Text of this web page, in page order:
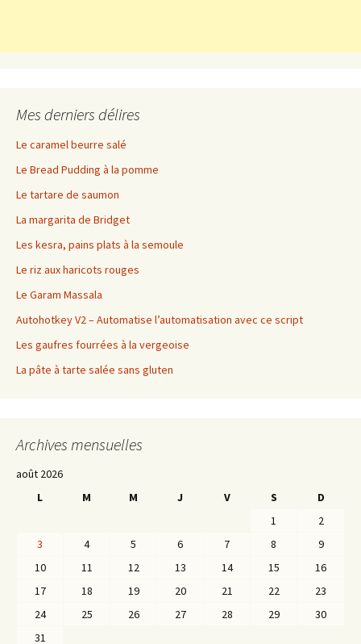
Mes derniers délires
Le caramel beurre salé
Le Bread Pudding à la pomme
Le tartare de saumon
La margarita de Bridget
Les kesra, pains plats à la semoule
Le riz aux haricots rouges
Le Garam Massala
Autohotkey V2 – Automatise l’automatisation avec ce script
Les gaufres fourrées à la vergeoise
La pâte à tarte salée sans gluten
Archives mensuelles
août 2026
L
M M J V S
D
1
2
3
4 5 6 7 8
9
10
11 12 13 14 15
16
17
18 19 20 21 22
23
24
25 26 27 28 29
30
31